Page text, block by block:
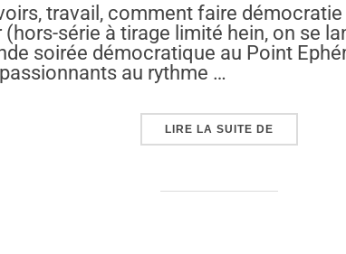
travail, comment faire
série à tirage limité hein, on se
soirée démocratique au Point
au rythme …
LIRE LA SUITE DE